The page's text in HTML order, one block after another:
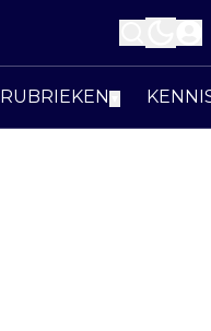
RUBRIEKEN